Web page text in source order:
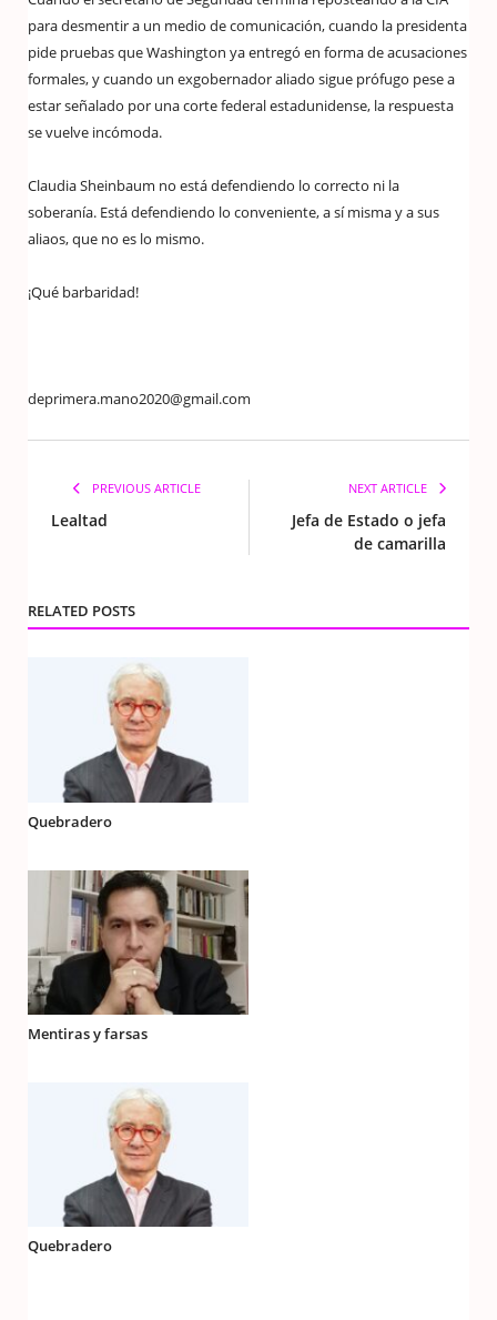
para desmentir a un medio de comunicación, cuando la presidenta
pide pruebas que Washington ya entregó en forma de acusaciones
formales, y cuando un exgobernador aliado sigue prófugo pese a
estar señalado por una corte federal estadunidense, la respuesta
se vuelve incómoda.
Claudia Sheinbaum no está defendiendo lo correcto ni la
soberanía. Está defendiendo lo conveniente, a sí misma y a sus
aliaos, que no es lo mismo.
¡Qué barbaridad!
deprimera.mano2020@gmail.com
PREVIOUS ARTICLE
Lealtad
NEXT ARTICLE
Jefa de Estado o jefa
de camarilla
RELATED POSTS
Quebradero
Mentiras y farsas
Quebradero